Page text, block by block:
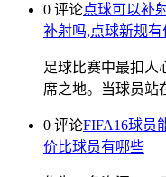
0 评论点球可以补
补射吗,点球新规有
足球比赛中最扣人
席之地。当球员站
0 评论FIFA16球员
价比球员有哪些